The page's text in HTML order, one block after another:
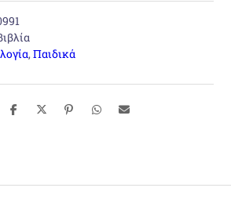
,Παιδικά